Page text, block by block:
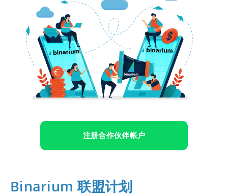
注册合作伙伴帐户
Binarium 联盟计划